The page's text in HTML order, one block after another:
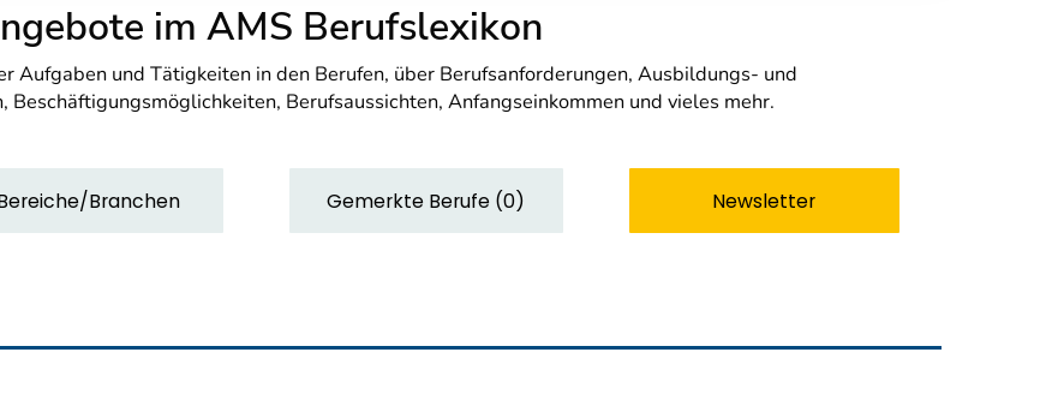
im AMS Berufslexikon
Aufgaben und Tätigkeiten in den Berufen, über Berufsanforderungen, Ausbildungs- und
Berufsaussichten, Anfangseinkommen und vieles mehr.
Branchen Gemerkte Berufe (0) Newsletter